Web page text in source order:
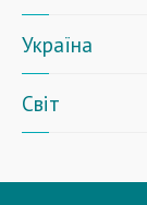
Україна
Світ